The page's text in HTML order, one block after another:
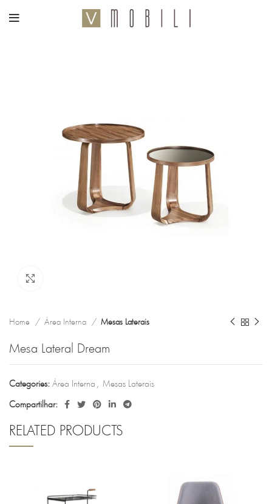
Home Área Interna Mesas Laterais
Mesa Lateral Dream
Categories: Área Interna , Mesas Laterais
Compartilhar:
RELATED PRODUCTS